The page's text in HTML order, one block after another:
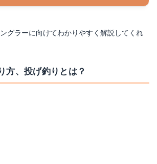
グラーに向けてわかりやすく解説してくれ
方、投げ釣りとは？